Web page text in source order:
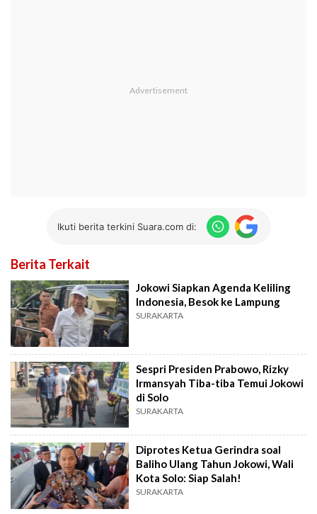
Ikuti berita terkini Suara.com di:
Berita Terkait
Jokowi Siapkan Agenda Keliling
Indonesia, Besok ke Lampung
SURAKARTA
Sespri Presiden Prabowo, Rizky
Irmansyah Tiba-tiba Temui Jokowi
di Solo
SURAKARTA
Diprotes Ketua Gerindra soal
Baliho Ulang Tahun Jokowi, Wali
Kota Solo: Siap Salah!
SURAKARTA